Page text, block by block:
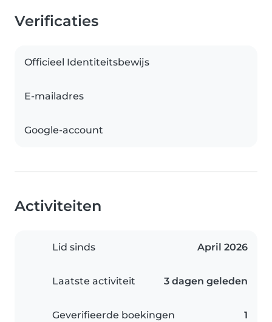
Verificaties
Officieel Identiteitsbewijs
E-mailadres
Google-account
Activiteiten
Lid sinds April 2026
Laatste activiteit 3 dagen geleden
Geverifieerde boekingen 1